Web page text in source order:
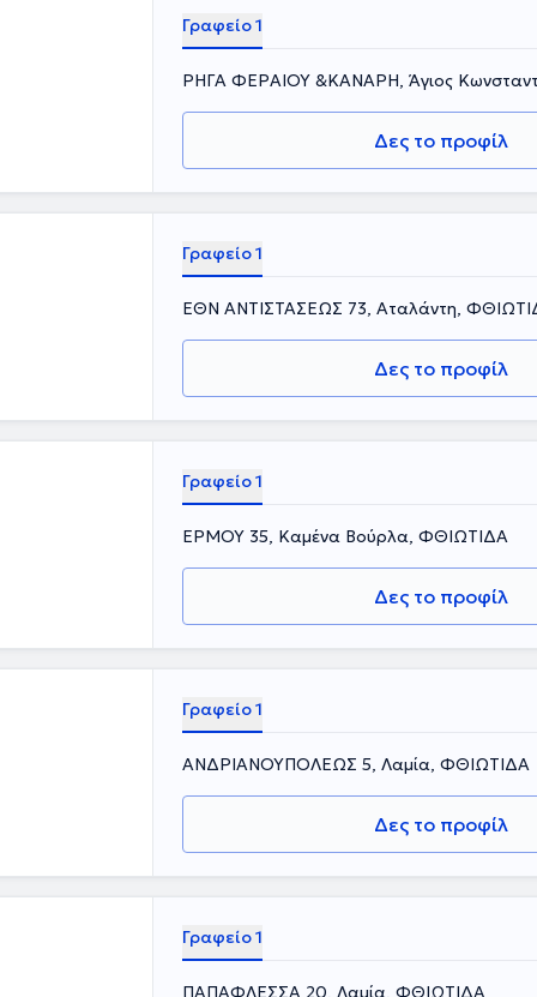
Γραφείο 1
ΡΗΓΑ ΦΕΡΑΙΟΥ &ΚΑΝΑΡΗ, Άγιος
Δες το προφίλ
Γραφείο 1
ΕΘΝ ΑΝΤΙΣΤΑΣΕΩΣ 73, Αταλάντη,
Δες το προφίλ
Γραφείο 1
ΕΡΜΟΥ 35, Καμένα Βούρλα, ΦΘΙΩΤΙΔΑ
Δες το προφίλ
Γραφείο 1
ΑΝΔΡΙΑΝΟΥΠΟΛΕΩΣ 5, Λαμία, ΦΘΙΩΤΙΔΑ
Δες το προφίλ
Γραφείο 1
ΠΑΠΑΦΛΕΣΣΑ 20, Λαμία, ΦΘΙΩΤΙΔΑ